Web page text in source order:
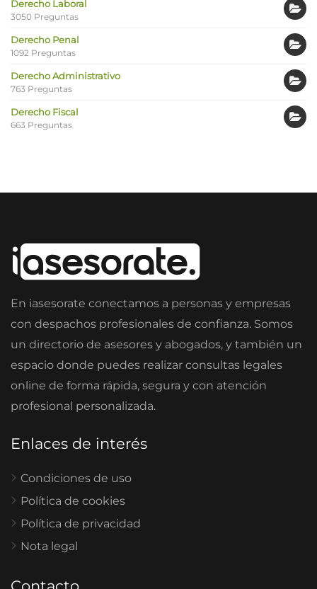
Derecho Laboral
3050 Preguntas
Derecho Penal
1092 Preguntas
Derecho Administrativo
763 Preguntas
Derecho Fiscal
663 Preguntas
En iasesorate conectamos a personas y empresas
con despachos profesionales de confianza. Somos
un directorio de asesores y abogados, y también un
espacio donde puedes realizar consultas legales
online de forma rápida, segura y con atención
profesional personalizada.
Enlaces de interés
Condiciones de uso
Política de cookies
Política de privacidad
Nota legal